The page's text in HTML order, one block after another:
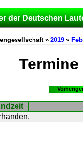
der Deutschen
» 2019 »
Termine